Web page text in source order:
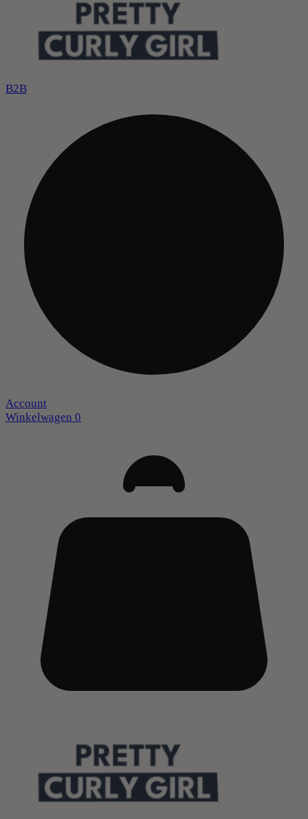
B2B
Account
Winkelwagen 0